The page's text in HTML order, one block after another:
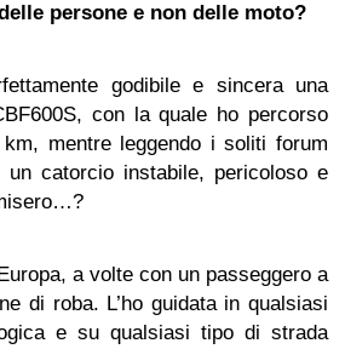
persone e non delle moto?
godibile e sincera una
con la quale ho percorso
mentre leggendo i soliti forum
catorcio instabile, pericoloso e
a volte con un passeggero a
di roba. L’ho guidata in qualsiasi
e su qualsiasi tipo di strada